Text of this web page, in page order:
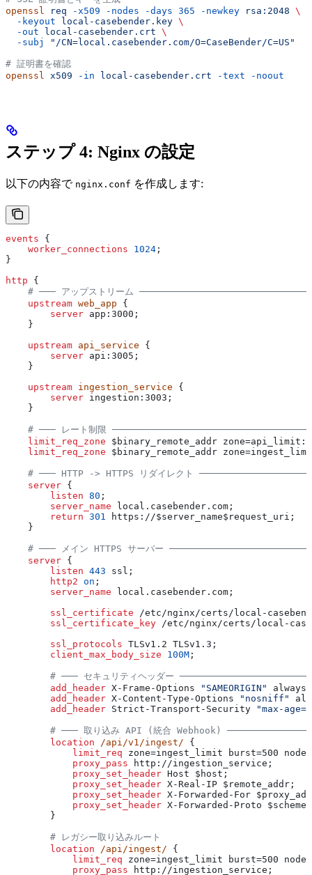
openssl
req -x509 -nodes -days 365 -newkey rsa:2048 \
  -keyout
local-casebender.key \
  -out
local-casebender.crt \
  -subj
"/CN=local.casebender.com/O=CaseBender/C=US"
# 証明書を確認
openssl
x509 -in local-casebender.crt -text -noout
ステップ 4: Nginx の設定
以下の内容で nginx.conf を作成します:
events {
    worker_connections
1024 ;
}
http {
# ─── アップストリーム
    upstream
web_app {
        server
app:3000;
    }
    upstream
api_service {
        server
api:3005;
    }
    upstream
ingestion_service {
        server
ingestion:3003;
    }
# ─── レート制限
    limit_req_zone
$ binary_remote_addr
    limit_req_zone
$ binary_remote_addr
# ─── HTTP -> HTTPS リダイレクト
    server
{
        listen
80 ;
        server_name
local.casebender.com;
        return
301 https://$server_name$ request_uri ;
    }
# ─── メイン HTTPS サーバー
    server
{
        listen
443 ssl;
        http2
on ;
        server_name
local.casebender.com;
        ssl_certificate
/etc/nginx/certs/local-
        ssl_certificate_key
/etc/nginx/certs/local-
        ssl_protocols
TLSv1.2 TLSv1.3;
        client_max_body_size
100M ;
# ─── セキュリティヘッダー
        add_header
X-Frame-Options "SAMEORIGIN"
always;
        add_header
X-Content-Type-Options "nosniff"
        add_header
Strict-Transport-Security "max-
# ─── 取り込み API (統合 Webhook)
        location
/api/v1/ingest/ {
            limit_req
zone=ingest_limit burst=500
            proxy_pass
http://ingestion_service;
            proxy_set_header
Host $ host ;
            proxy_set_header
X-Real-IP $ remote_addr ;
            proxy_set_header
X-Forwarded-For $
            proxy_set_header
X-Forwarded-Proto $scheme
        }
        # レガシー取り込みルート
        location
/api/ingest/ {
            limit_req
zone=ingest_limit burst=500
            proxy_pass
http://ingestion_service;